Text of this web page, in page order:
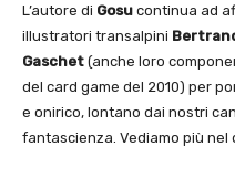
L’autore di Gosu continua ad
illustratori transalpini
Gaschet (anche loro
del card game del 2010) per
e onirico, lontano dai nostri
fantascienza. Vediamo più nel